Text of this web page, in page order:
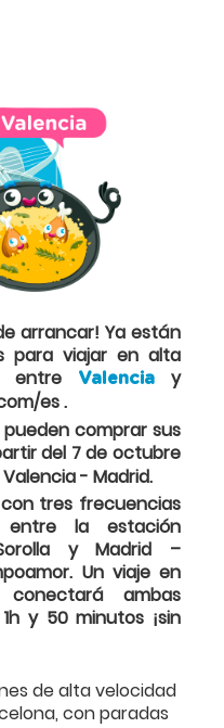
arrancar! Ya están
para viajar en alta
entre
Valencia y
es .
pueden comprar sus
del 7 de octubre
- Madrid.
tres frecuencias
la estación
y Madrid –
Un viaje en
ambas
y 50 minutos ¡sin
de alta velocidad
con paradas